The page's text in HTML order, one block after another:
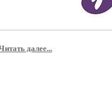
далее...